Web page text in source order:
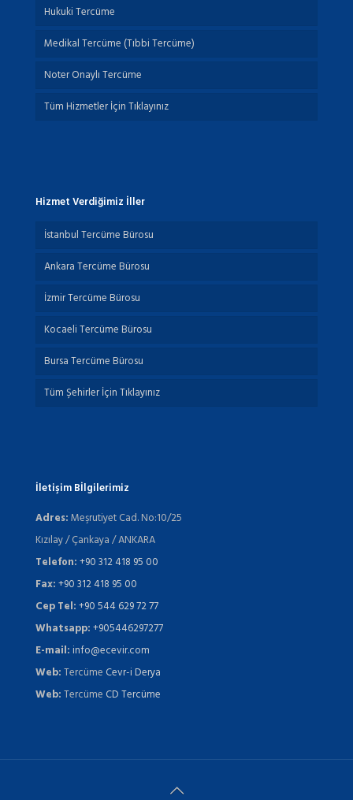
Hukuki Tercüme
Medikal Tercüme (Tıbbi Tercüme)
Noter Onaylı Tercüme
Tüm Hizmetler İçin Tıklayınız
Hizmet Verdiğimiz İller
İstanbul Tercüme Bürosu
Ankara Tercüme Bürosu
İzmir Tercüme Bürosu
Kocaeli Tercüme Bürosu
Bursa Tercüme Bürosu
Tüm Şehirler İçin Tıklayınız
İletişim Bİlgilerimiz
Adres:Meşrutiyet Cad. No:10/25
Kızılay / Çankaya / ANKARA
Telefon:+90 312 418 95 00
Fax:+90 312 418 95 00
Cep Tel:+90 544 629 72 77
Whatsapp:+905446297277
E-mail:info@ecevir.com
Web:Tercüme Cevr-i Derya
Web:Tercüme CD Tercüme